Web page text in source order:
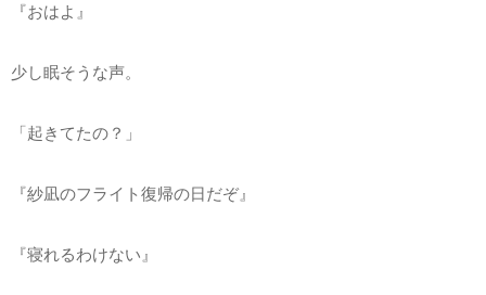
『おはよ』
少し眠そうな声。
「起きてたの？」
『紗凪のフライト復帰の日だぞ』
『寝れるわけない』